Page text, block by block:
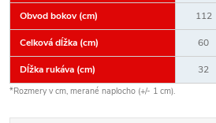
Obvod bokov (cm) 112
Celková dĺžka (cm) 60
Dĺžka rukáva (cm) 32
*Rozmery v cm, merané naplocho (+/- 1 cm).